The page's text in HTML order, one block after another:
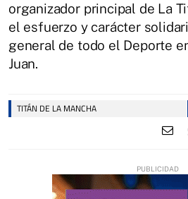
organizador principal de La
el esfuerzo y carácter
general de todo el Deporte
Juan.
TITÁN DE LA MANCHA